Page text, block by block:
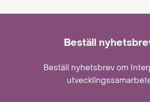
Beställ
Beställ nyhetsbrev om